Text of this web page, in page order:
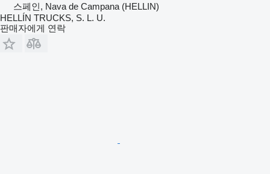
스페인, Nava de Campana (HELLIN)
HELLÍN TRUCKS, S. L. U.
판매자에게 연락